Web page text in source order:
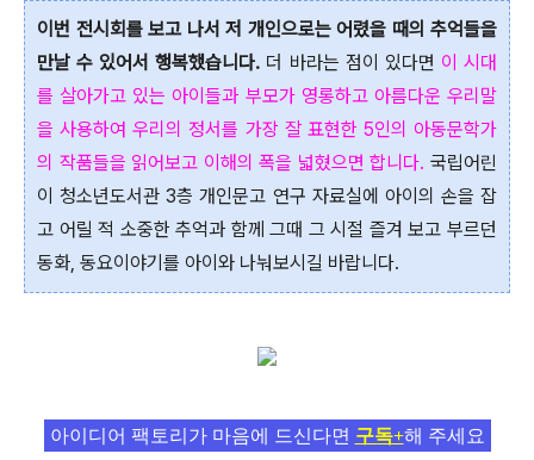
이번 전시회를 보고 나서 저 개인으로는 어렸을 때의 추억들을
만날 수 있어서 행복했습니다. 더 바라는 점이 있다면 이 시대
를 살아가고 있는 아이들과 부모가 영롱하고 아름다운 우리말
을 사용하여 우리의 정서를 가장 잘 표현한 5인의 아동문학가
의 작품들을 읽어보고 이해의 폭을 넓혔으면 합니다. 국립어린
이 청소년도서관 3층 개인문고 연구 자료실에 아이의 손을 잡
고 어릴 적 소중한 추억과 함께 그때 그 시절 즐겨 보고 부르던
동화, 동요이야기를 아이와 나눠보시길 바랍니다.
아이디어 팩토리가 마음에 드신다면 구독+해 주세요